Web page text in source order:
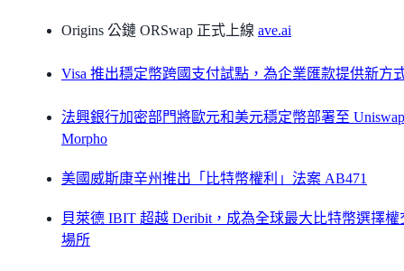
Origins 公鏈 ORSwap 正式上線 ave.ai
Visa 推出穩定幣跨國支付試點，為企業匯款提供新方
法興銀行加密部門將歐元和美元穩定幣部署至
Morpho
美國威斯康辛州推出「比特幣權利」法案 AB471
貝萊德 IBIT 超越 Deribit，成為全球最大比特幣選擇權
場所